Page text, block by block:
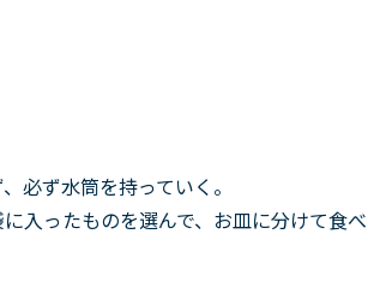
必ず水筒を持っていく。
入ったものを選んで、お皿に分けて食べ